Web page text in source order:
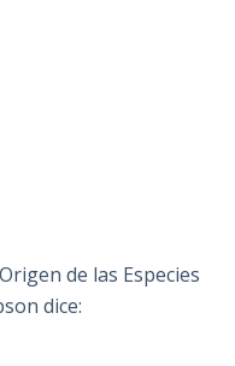
de las Especies
dice: